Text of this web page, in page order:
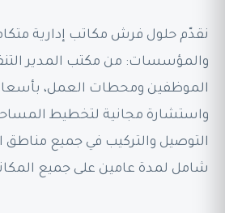
نقدّم حلول فرش مكاتب إدارية
والمؤسسات: من مكتب المدير
الموظفين ومحطات العمل،
واستشارة مجانية لتخطيط
التوصيل والتركيب في جميع
شامل لمدة عامين على جميع